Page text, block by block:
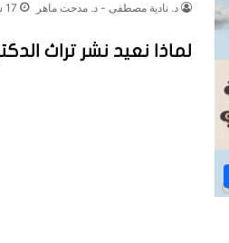
د. نادية مصطفى - د. مدحت ماهر
17 سبتمبر، 2023
لماذا نعيد نشر تراث